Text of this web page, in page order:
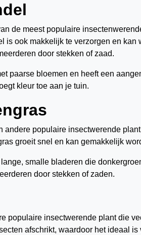
de meest populaire
is ook makkelijk te verzorgen en
door stekken of zaad.
paarse bloemen en heeft een
kleur toe aan je tuin.
andere populaire insectwerende
groeit snel en kan gemakkelijk
smalle bladeren die
door stekken of zaden.
populaire insectwerende plant die
afschrikt, waardoor het ideaal